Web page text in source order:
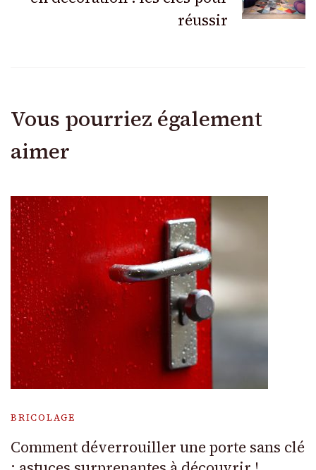
réussir
Vous pourriez également
aimer
BRICOLAGE
Comment déverrouiller une porte sans clé